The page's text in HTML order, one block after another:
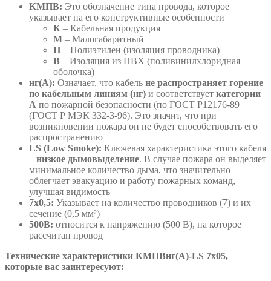
КМПВ: Это обозначение типа провода, которое
указывает на его конструктивные особенности
К – Кабельная продукция
М – Малогабаритный
П – Полиэтилен (изоляция проводника)
В – Изоляция из ПВХ (поливинилхлоридная
оболочка)
нг(А): Означает, что кабель не распространяет горение
по кабельным линиям (нг) и соответствует категории
А по пожарной безопасности (по ГОСТ Р12176-89
(ГОСТ Р МЭК 332-3-96). Это значит, что при
возникновении пожара он не будет способствовать его
распространению
LS (Low Smoke): Ключевая характеристика этого кабеля
– низкое дымовыделение. В случае пожара он выделяет
минимальное количество дыма, что значительно
облегчает эвакуацию и работу пожарных команд,
улучшая видимость
7х0,5: Указывает на количество проводников (7) и их
сечение (0,5 мм²)
500В: относится к напряжению (500 В), на которое
рассчитан провод
Технические характеристики КМПВнг(А)-LS 7х05,
которые вас заинтересуют: